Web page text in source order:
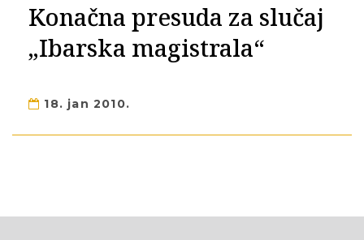
Konačna presuda za slučaj
„Ibarska magistrala“
18. jan 2010.